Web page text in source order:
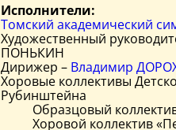
Исполнители:
Томский академический
Художественный
ПОНЬКИН
Дирижер – Владимир
Хоровые коллективы
Рубинштейна
Образцовый
Хоровой коллектив